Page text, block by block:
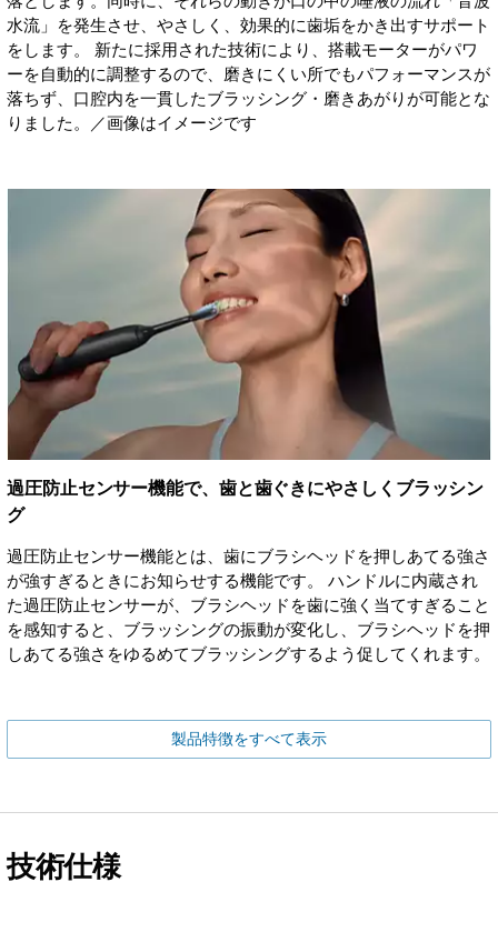
水流」を発生させ、やさしく、効果的に歯垢をかき出すサポート
をします。 新たに採用された技術により、搭載モーターがパワ
ーを⾃動的に調整するので、磨きにくい所でもパフォーマンスが
落ちず、口腔内を一貫したブラッシング・磨きあがりが可能とな
りました。／画像はイメージです
過圧防止センサー機能で、歯と歯ぐきにやさしくブラッシン
グ
過圧防止センサー機能とは、歯にブラシヘッドを押しあてる強さ
が強すぎるときにお知らせする機能です。 ハンドルに内蔵され
た過圧防止センサーが、ブラシヘッドを歯に強く当てすぎること
を感知すると、ブラッシングの振動が変化し、ブラシヘッドを押
しあてる強さをゆるめてブラッシングするよう促してくれます。
製品特徴をすべて表示
技術仕様